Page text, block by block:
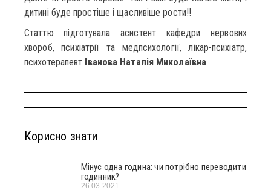
дитині буде простіше і щасливіше рости!!
Статтю підготувала асистент кафедри нервових
хвороб, психіатрії та медпсихології, лікар-психіатр,
психотерапевт Іванова Наталія Миколаївна
Корисно знати
Мінус одна година: чи потрібно переводити
годинник?
26.03.2021